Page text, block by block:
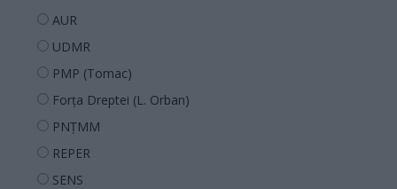
AUR
UDMR
PMP (Tomac)
Forța Dreptei (L. Orban)
PNȚMM
REPER
SENS